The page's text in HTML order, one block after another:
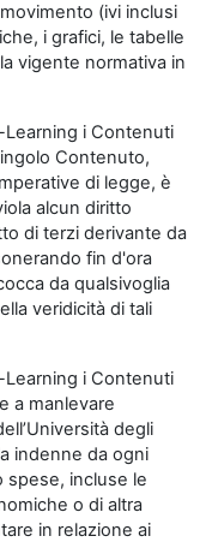
(ivi inclusi
i grafici, le tabelle
vigente normativa in
i Contenuti
Contenuto,
di legge, è
alcun diritto
di terzi derivante da
fin d'ora
da qualsivoglia
veridicità di tali
i Contenuti
a manlevare
degli
indenne da ogni
spese, incluse le
o di altra
in relazione ai